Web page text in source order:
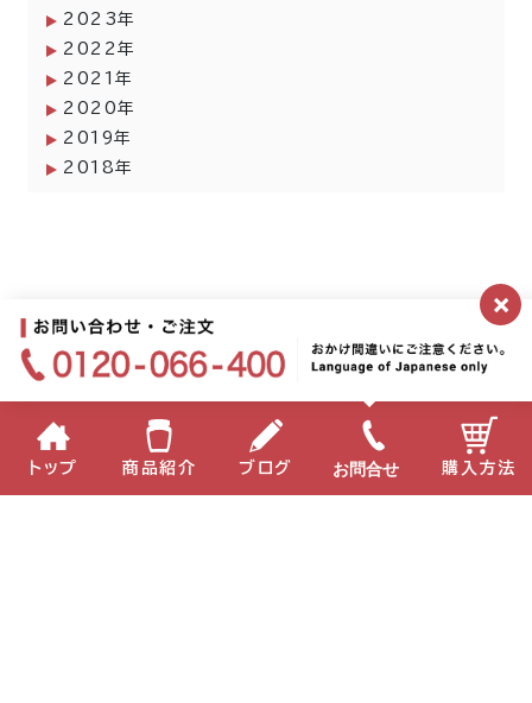
2023年
2022年
2021年
2020年
2019年
2018年
×
トップ 商品紹介 ブログ お問合せ 購入方法